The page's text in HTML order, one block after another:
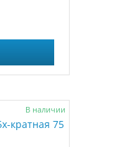
В наличии